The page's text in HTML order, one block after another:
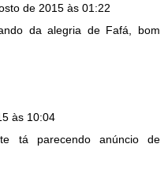
de 2015 às 01:22
da alegria de Fafá, bom
às 10:04
tá parecendo anúncio de